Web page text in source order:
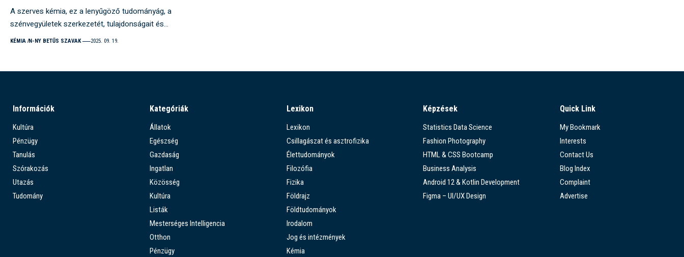
A szerves kémia, ez a lenyűgöző tudományág, a
szénvegyületek szerkezetét, tulajdonságait és…
KÉMIA N-NY BETŰS SZAVAK 2025. 09. 19.
Információk
Kultúra
Pénzügy
Tanulás
Szórakozás
Utazás
Tudomány
Kategóriák
Állatok
Egészség
Gazdaság
Ingatlan
Közösség
Kultúra
Listák
Mesterséges Intelligencia
Otthon
Pénzügy
Lexikon
Lexikon
Csillagászat és asztrofizika
Élettudományok
Filozófia
Fizika
Földrajz
Földtudományok
Irodalom
Jog és intézmények
Kémia
Képzések
Statistics Data Science
Fashion Photography
HTML & CSS Bootcamp
Business Analysis
Android 12 & Kotlin Development
Figma – UI/UX Design
Quick Link
My Bookmark
Interests
Contact Us
Blog Index
Complaint
Advertise